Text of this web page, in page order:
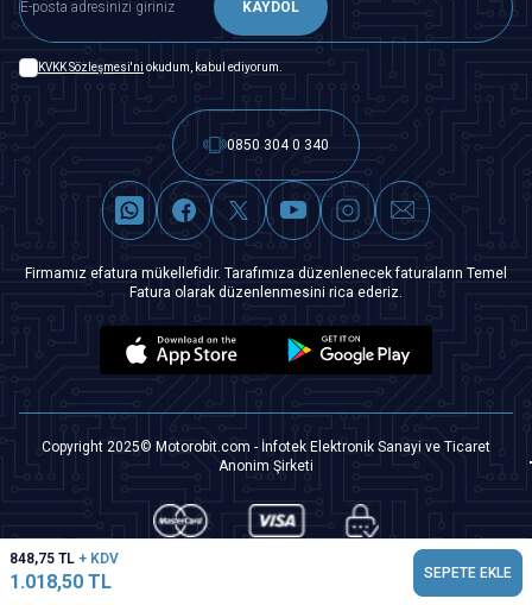
848,75 TL + KDV
1.018,50 TL SEPETE EKLE
KAYDOL
KVKK Sözleşmesi'ni okudum, kabul ediyorum.
0850 304 0 340
Firmamız efatura mükellefidir. Tarafımıza düzenlenecek faturaların Temel
Fatura olarak düzenlenmesini rica ederiz.
Copyright 2025© Motorobit.com - İnfotek Elektronik Sanayi ve Ticaret
Anonim Şirketi